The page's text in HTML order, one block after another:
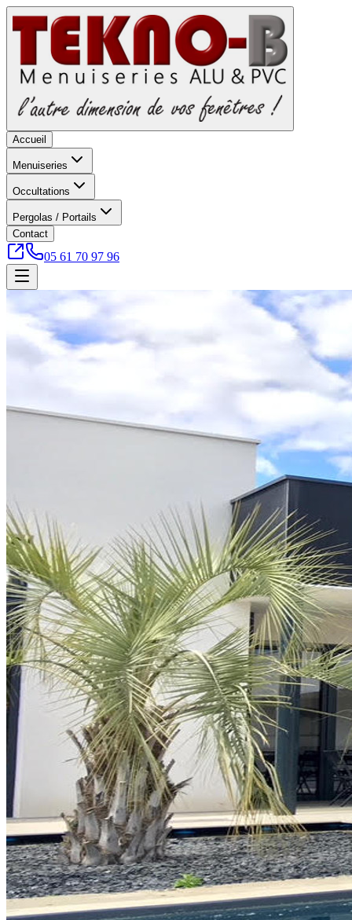
Accueil
Menuiseries
Occultations
Pergolas / Portails
Contact
05 61 70 97 96